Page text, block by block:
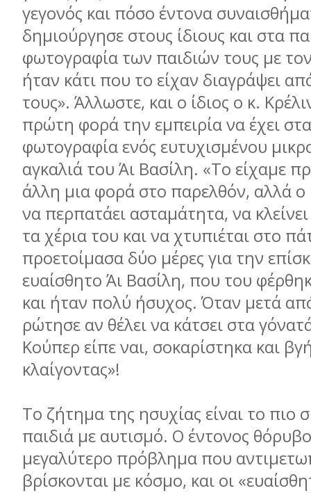
γεγονός και πόσο έντονα
δηµιούργησε στους ίδιους και στα
φωτογραφία των παιδιών τους µε
ήταν κάτι που το είχαν διαγράψει
τους». Άλλωστε, και ο ίδιος ο κ.
πρώτη φορά την εµπειρία να έχει
φωτογραφία ενός ευτυχισµένου
αγκαλιά του Άι Βασίλη. «Το είχαµε
άλλη µια φορά στο παρελθόν, αλλά ο
να περπατάει ασταµάτητα, να
τα χέρια του και να χτυπιέται στο
προετοίµασα δύο µέρες για την
ευαίσθητο Άι Βασίλη, που του
και ήταν πολύ ήσυχος. Όταν µετά
ρώτησε αν θέλει να κάτσει στα
Κούπερ είπε ναι, σοκαρίστηκα και
κλαίγοντας»!
Το ζήτηµα της ησυχίας είναι το πιο
παιδιά µε αυτισµό. Ο έντονος
µεγαλύτερο πρόβληµα που
βρίσκονται µε κόσµο, και οι